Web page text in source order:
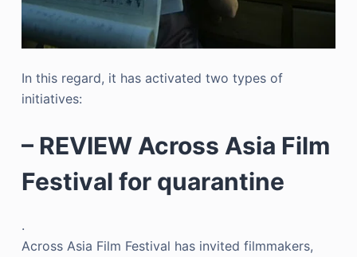
In this regard, it has activated two types of
initiatives:
– REVIEW Across Asia Film
Festival for quarantine
.
Across Asia Film Festival has invited filmmakers,